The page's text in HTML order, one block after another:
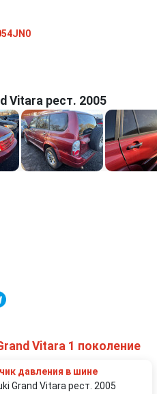
Vitara рест. 2005
Vitara 1 поколение
давления в шине
Grand Vitara рест. 2005